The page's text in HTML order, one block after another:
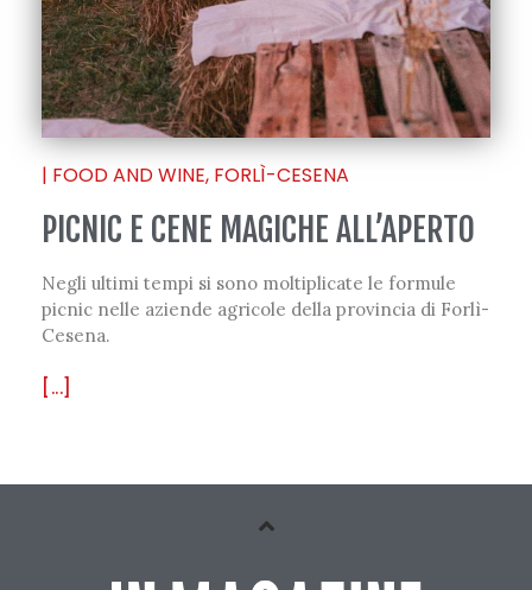
| FOOD AND WINE, FORLÌ-CESENA
PICNIC E CENE MAGICHE ALL’APERTO
Negli ultimi tempi si sono moltiplicate le formule
picnic nelle aziende agricole della provincia di Forlì-
Cesena.
[...]